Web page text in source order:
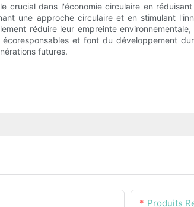
crucial dans l'économie circulaire en
une approche circulaire et en stimulant
réduire leur empreinte
et font du développement
futures.
Produits